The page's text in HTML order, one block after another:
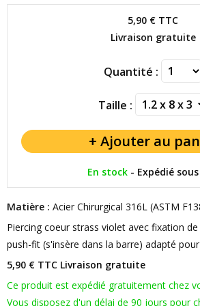
5,90 € TTC
Livraison gratuite
Quantité :
Taille :
En stock - Expédié
Matière : Acier Chirurgical 316L (ASTM
Piercing coeur strass violet avec fixation
push-fit (s'insère dans la barre) adapté pour
5,90 € TTC Livraison gratuite
Ce produit est expédié gratuitement chez
Vous disposez d'un délai de 90 jours pour